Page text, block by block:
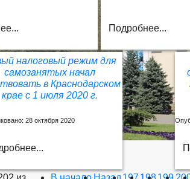
Подробнее...
налоговый режим для
самозанятых начал
в Краснодарском
крае с 1 июля 2020 г.
28 октября 2020